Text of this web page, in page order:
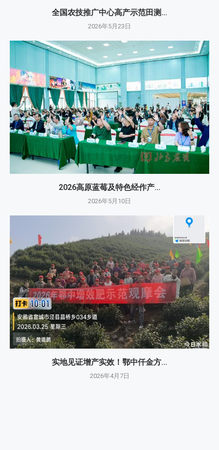
全国农技推广中心高产示范田测...
2026年5月23日
2026高原蓝莓及特色经作产...
2026年5月10日
实地见证增产实效！鄂中仟金方...
2026年4月7日